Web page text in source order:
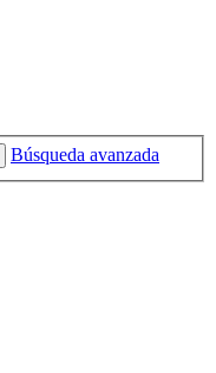
Búsqueda avanzada